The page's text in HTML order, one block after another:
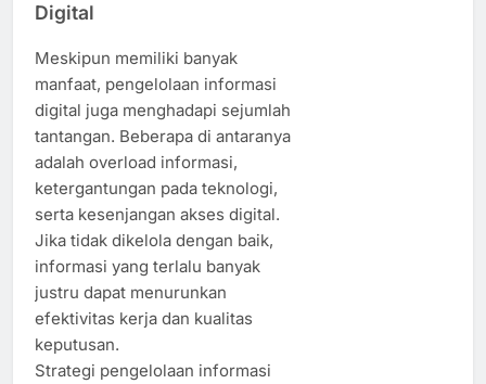
Digital
Meskipun memiliki banyak
manfaat, pengelolaan informasi
digital juga menghadapi sejumlah
tantangan. Beberapa di antaranya
adalah overload informasi,
ketergantungan pada teknologi,
serta kesenjangan akses digital.
Jika tidak dikelola dengan baik,
informasi yang terlalu banyak
justru dapat menurunkan
efektivitas kerja dan kualitas
keputusan.
Strategi pengelolaan informasi